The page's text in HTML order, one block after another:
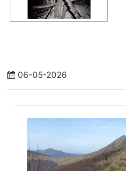
06-05-2026